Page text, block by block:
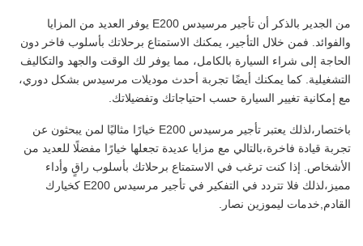
من الجدير بالذكر أن تأجير مرسيدس E200 يوفر العديد من المزايا
والفوائد. فمن خلال التأجير، يمكنك الاستمتاع برحلاتك بأسلوب فاخر دون
الحاجة إلى شراء السيارة بالكامل، مما يوفر لك الوقت والجهد والتكاليف
التشغيلية. كما يمكنك أيضًا تجربة أحدث موديلات مرسيدس بشكل دوري،
مع إمكانية تغيير السيارة حسب احتياجاتك وتفضيلاتك.
باختصار،لذلك يعتبر تأجير مرسيدس E200 خيارًا مثاليًا لمن يبحثون عن
تجربة قيادة فاخرة،بالتالي مع مزايا عديدة تجعلها خيارًا مفضلًا للعديد من
الأشخاص. إذا كنت ترغب في الاستمتاع برحلاتك بأسلوب راقٍ وأداء
مميز،لذلك فلا تتردد في التفكير في تأجير مرسيدس E200 كخيارك
القادم,خدمات ليموزين نصار.